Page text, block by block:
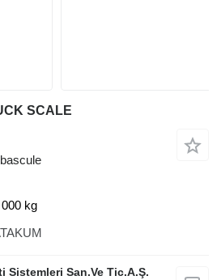
SCALE
000 kg
Sistemleri San.Ve Tic.A.Ş.